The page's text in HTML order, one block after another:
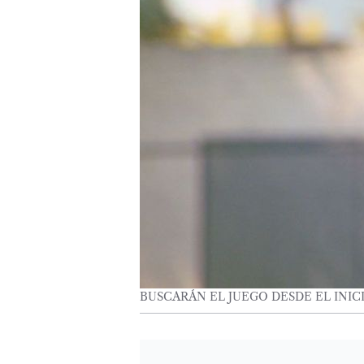
BUSCARÁN EL JUEGO DESDE EL